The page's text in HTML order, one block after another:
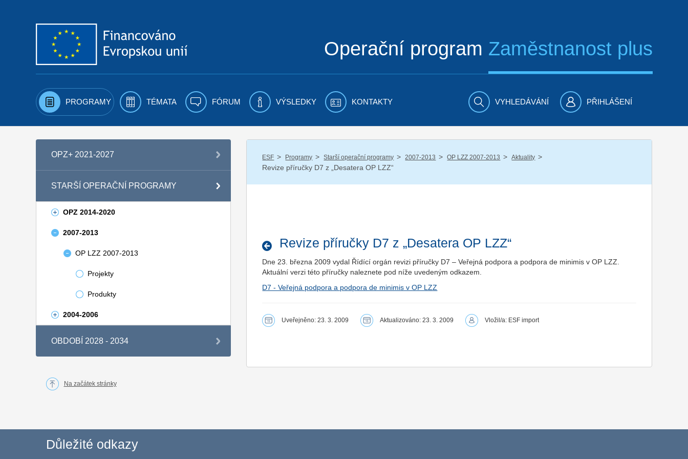
Operační program Zaměstnanost plus
PROGRAMY TÉMATA FÓRUM VÝSLEDKY KONTAKTY VYHLEDÁVÁNÍ PŘIHLÁŠENÍ
OPZ+ 2021-2027
STARŠÍ OPERAČNÍ PROGRAMY
OPZ 2014-2020
2007-2013
OP LZZ 2007-2013
Projekty
Produkty
2004-2006
OBDOBÍ 2028 - 2034
ESF / Programy / Starší operační programy / 2007-2013 / OP LZZ 2007-2013 / Aktuality /
Revize příručky D7 z „Desatera OP LZZ“
Revize příručky D7 z „Desatera OP LZZ“
Dne 23. března 2009 vydal Řídící orgán revizi příručky D7 – Veřejná podpora a podpora de minimis v OP LZZ.
Aktuální verzi této příručky naleznete pod níže uvedeným odkazem.
D7 - Veřejná podpora a podpora de minimis v OP LZZ
Uveřejněno: 23. 3. 2009 Aktualizováno: 23. 3. 2009 Vložil/a: ESF import
Na začátek stránky
Důležité odkazy